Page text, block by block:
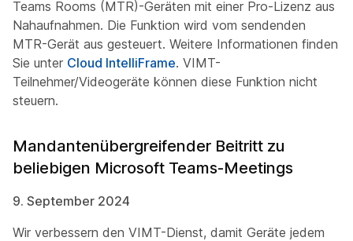
Teams Rooms (MTR)-Geräten mit einer Pro-Lizenz aus
Nahaufnahmen. Die Funktion wird vom sendenden
MTR-Gerät aus gesteuert. Weitere Informationen finden
Sie unter Cloud IntelliFrame. VIMT-
Teilnehmer/Videogeräte können diese Funktion nicht
steuern.
Mandantenübergreifender Beitritt zu
beliebigen Microsoft Teams-Meetings
9. September 2024
Wir verbessern den VIMT-Dienst, damit Geräte jedem